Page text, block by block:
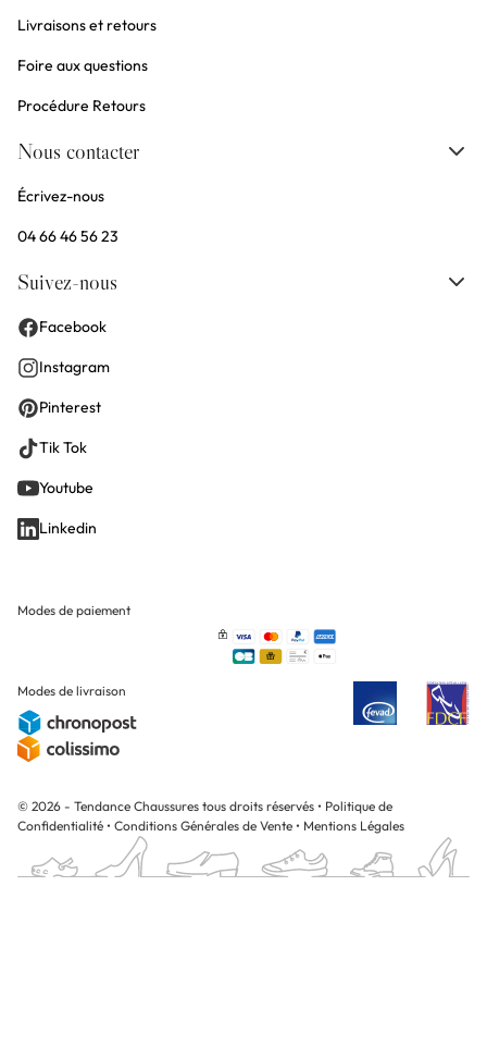
Livraisons et retours
Foire aux questions
Procédure Retours
Nous contacter
Écrivez-nous
04 66 46 56 23
Suivez-nous
Facebook
Instagram
Pinterest
Tik Tok
Youtube
Linkedin
Modes de paiement
Modes de livraison
© 2026 - Tendance Chaussures tous droits réservés • Politique de
Confidentialité • Conditions Générales de Vente • Mentions Légales